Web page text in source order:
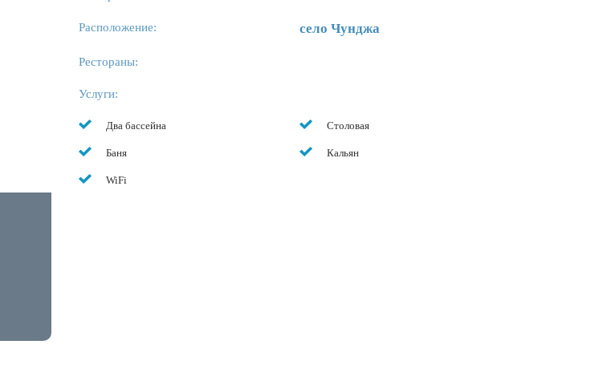
Расположение: село Чунджа
Рестораны:
Услуги:
Два бассейна
Баня
WiFi
Столовая
Кальян